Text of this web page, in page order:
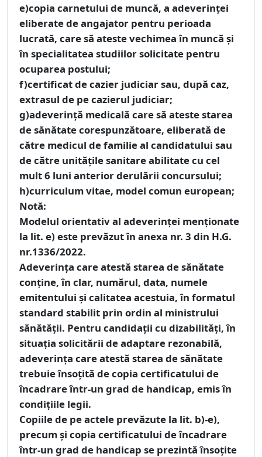
e)copia carnetului de muncă, a adeverinţei
eliberate de angajator pentru perioada
lucrată, care să ateste vechimea în muncă şi
în specialitatea studiilor solicitate pentru
ocuparea postului;
f)certificat de cazier judiciar sau, după caz,
extrasul de pe cazierul judiciar;
g)adeverinţă medicală care să ateste starea
de sănătate corespunzătoare, eliberată de
către medicul de familie al candidatului sau
de către unităţile sanitare abilitate cu cel
mult 6 luni anterior derulării concursului;
h)curriculum vitae, model comun european;
Notă:
Modelul orientativ al adeverinţei menţionate
la lit. e) este prevăzut în anexa nr. 3 din H.G.
nr.1336/2022.
Adeverinţa care atestă starea de sănătate
conţine, în clar, numărul, data, numele
emitentului şi calitatea acestuia, în formatul
standard stabilit prin ordin al ministrului
sănătăţii. Pentru candidaţii cu dizabilităţi, în
situaţia solicitării de adaptare rezonabilă,
adeverinţa care atestă starea de sănătate
trebuie însoţită de copia certificatului de
încadrare într-un grad de handicap, emis în
condiţiile legii.
Copiile de pe actele prevăzute la lit. b)-e),
precum şi copia certificatului de încadrare
într-un grad de handicap se prezintă însoţite